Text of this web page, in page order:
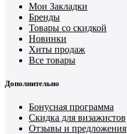
Мои Закладки
Бренды
Товары со скидкой
Новинки
Хиты продаж
Все товары
Дополнительно
Бонусная программа
Скидка для визажистов
Отзывы и предложения